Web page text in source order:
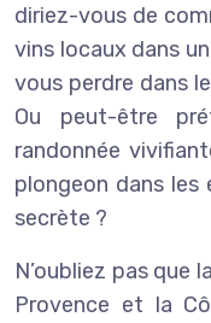
diriez-vous de
vins locaux dans
vous perdre dans
Ou peut-être
randonnée
plongeon dans les
secrète ?
N’oubliez pas que
Provence et la